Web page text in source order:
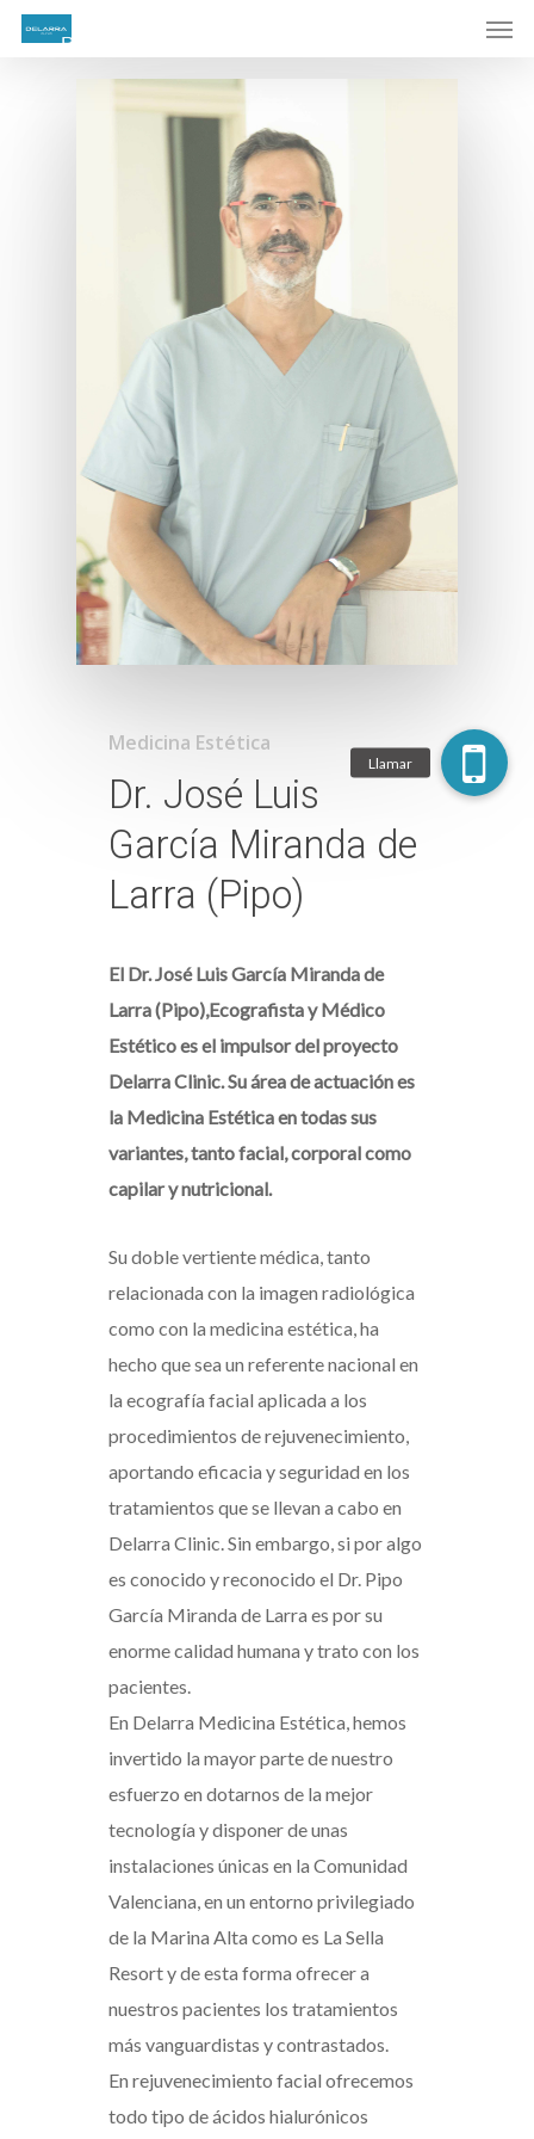
Medicina Estética
Dr. José Luis
García Miranda de
Larra (Pipo)
El Dr. José Luis García Miranda de
Larra (Pipo),Ecografista y Médico
Estético es el impulsor del proyecto
Delarra Clinic. Su área de actuación es
la Medicina Estética en todas sus
variantes, tanto facial, corporal como
capilar y nutricional.
Su doble vertiente médica, tanto
relacionada con la imagen radiológica
como con la medicina estética, ha
hecho que sea un referente nacional en
la ecografía facial aplicada a los
procedimientos de rejuvenecimiento,
aportando eficacia y seguridad en los
tratamientos que se llevan a cabo en
Delarra Clinic. Sin embargo, si por algo
es conocido y reconocido el Dr. Pipo
García Miranda de Larra es por su
enorme calidad humana y trato con los
pacientes.
En Delarra Medicina Estética, hemos
invertido la mayor parte de nuestro
esfuerzo en dotarnos de la mejor
tecnología y disponer de unas
instalaciones únicas en la Comunidad
Valenciana, en un entorno privilegiado
de la Marina Alta como es La Sella
Resort y de esta forma ofrecer a
nuestros pacientes los tratamientos
más vanguardistas y contrastados.
En rejuvenecimiento facial ofrecemos
todo tipo de ácidos hialurónicos